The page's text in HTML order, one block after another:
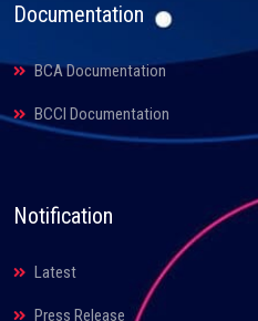
Documentation
BCA Documentation
BCCI Documentation
Notification
Latest
Press Release